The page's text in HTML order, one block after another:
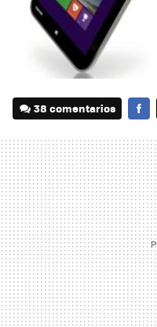
38 comentarios